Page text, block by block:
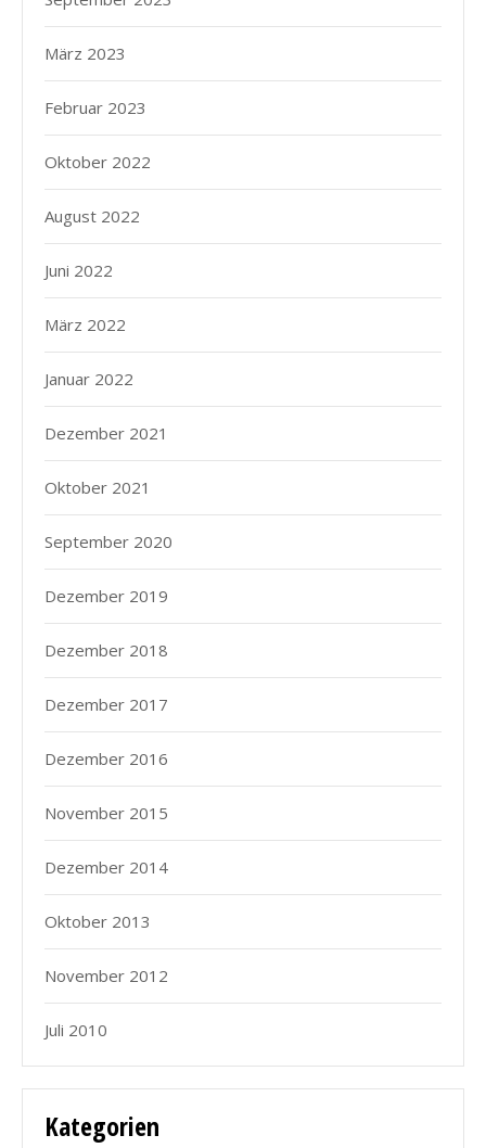
März 2023
Februar 2023
Oktober 2022
August 2022
Juni 2022
März 2022
Januar 2022
Dezember 2021
Oktober 2021
September 2020
Dezember 2019
Dezember 2018
Dezember 2017
Dezember 2016
November 2015
Dezember 2014
Oktober 2013
November 2012
Juli 2010
Kategorien